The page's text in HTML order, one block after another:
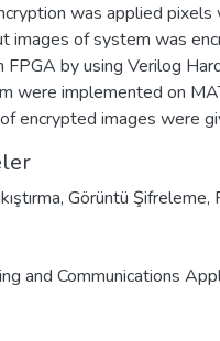
was applied pixels
images of system was
by using Verilog
were implemented on
encrypted images were
, Görüntü Şifreleme,
and Communications